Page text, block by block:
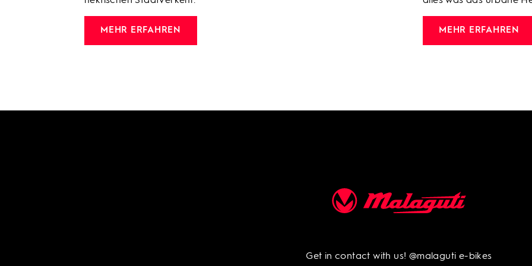
MEHR ERFAHREN MEHR ERFAHREN
Get in contact with us! @malaguti e-bikes